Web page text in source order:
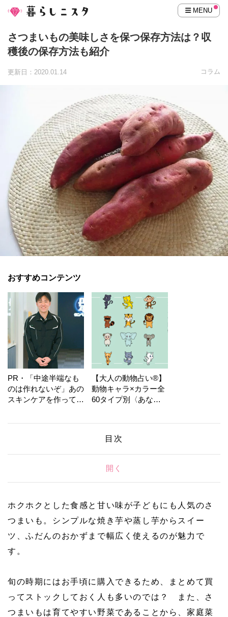
MENU
さつまいもの美味しさを保つ保存方法は？収
穫後の保存方法も紹介
更新日：2020.01.14 コラム
おすすめコンテンツ
PR・「中途半端なも
のは作れないぞ」あの
スキンケアを作ってい
【大人の動物占い®】
動物キャラ×カラー全
60タイプ別〈あなた
目次
開く
ホクホクとした食感と甘い味が子どもにも人気のさ
つまいも。シンプルな焼き芋や蒸し芋からスイー
ツ、ふだんのおかずまで幅広く使えるのが魅力で
す。
旬の時期にはお手頃に購入できるため、まとめて買
ってストックしておく人も多いのでは？ また、さ
つまいもは育てやすい野菜であることから、家庭菜